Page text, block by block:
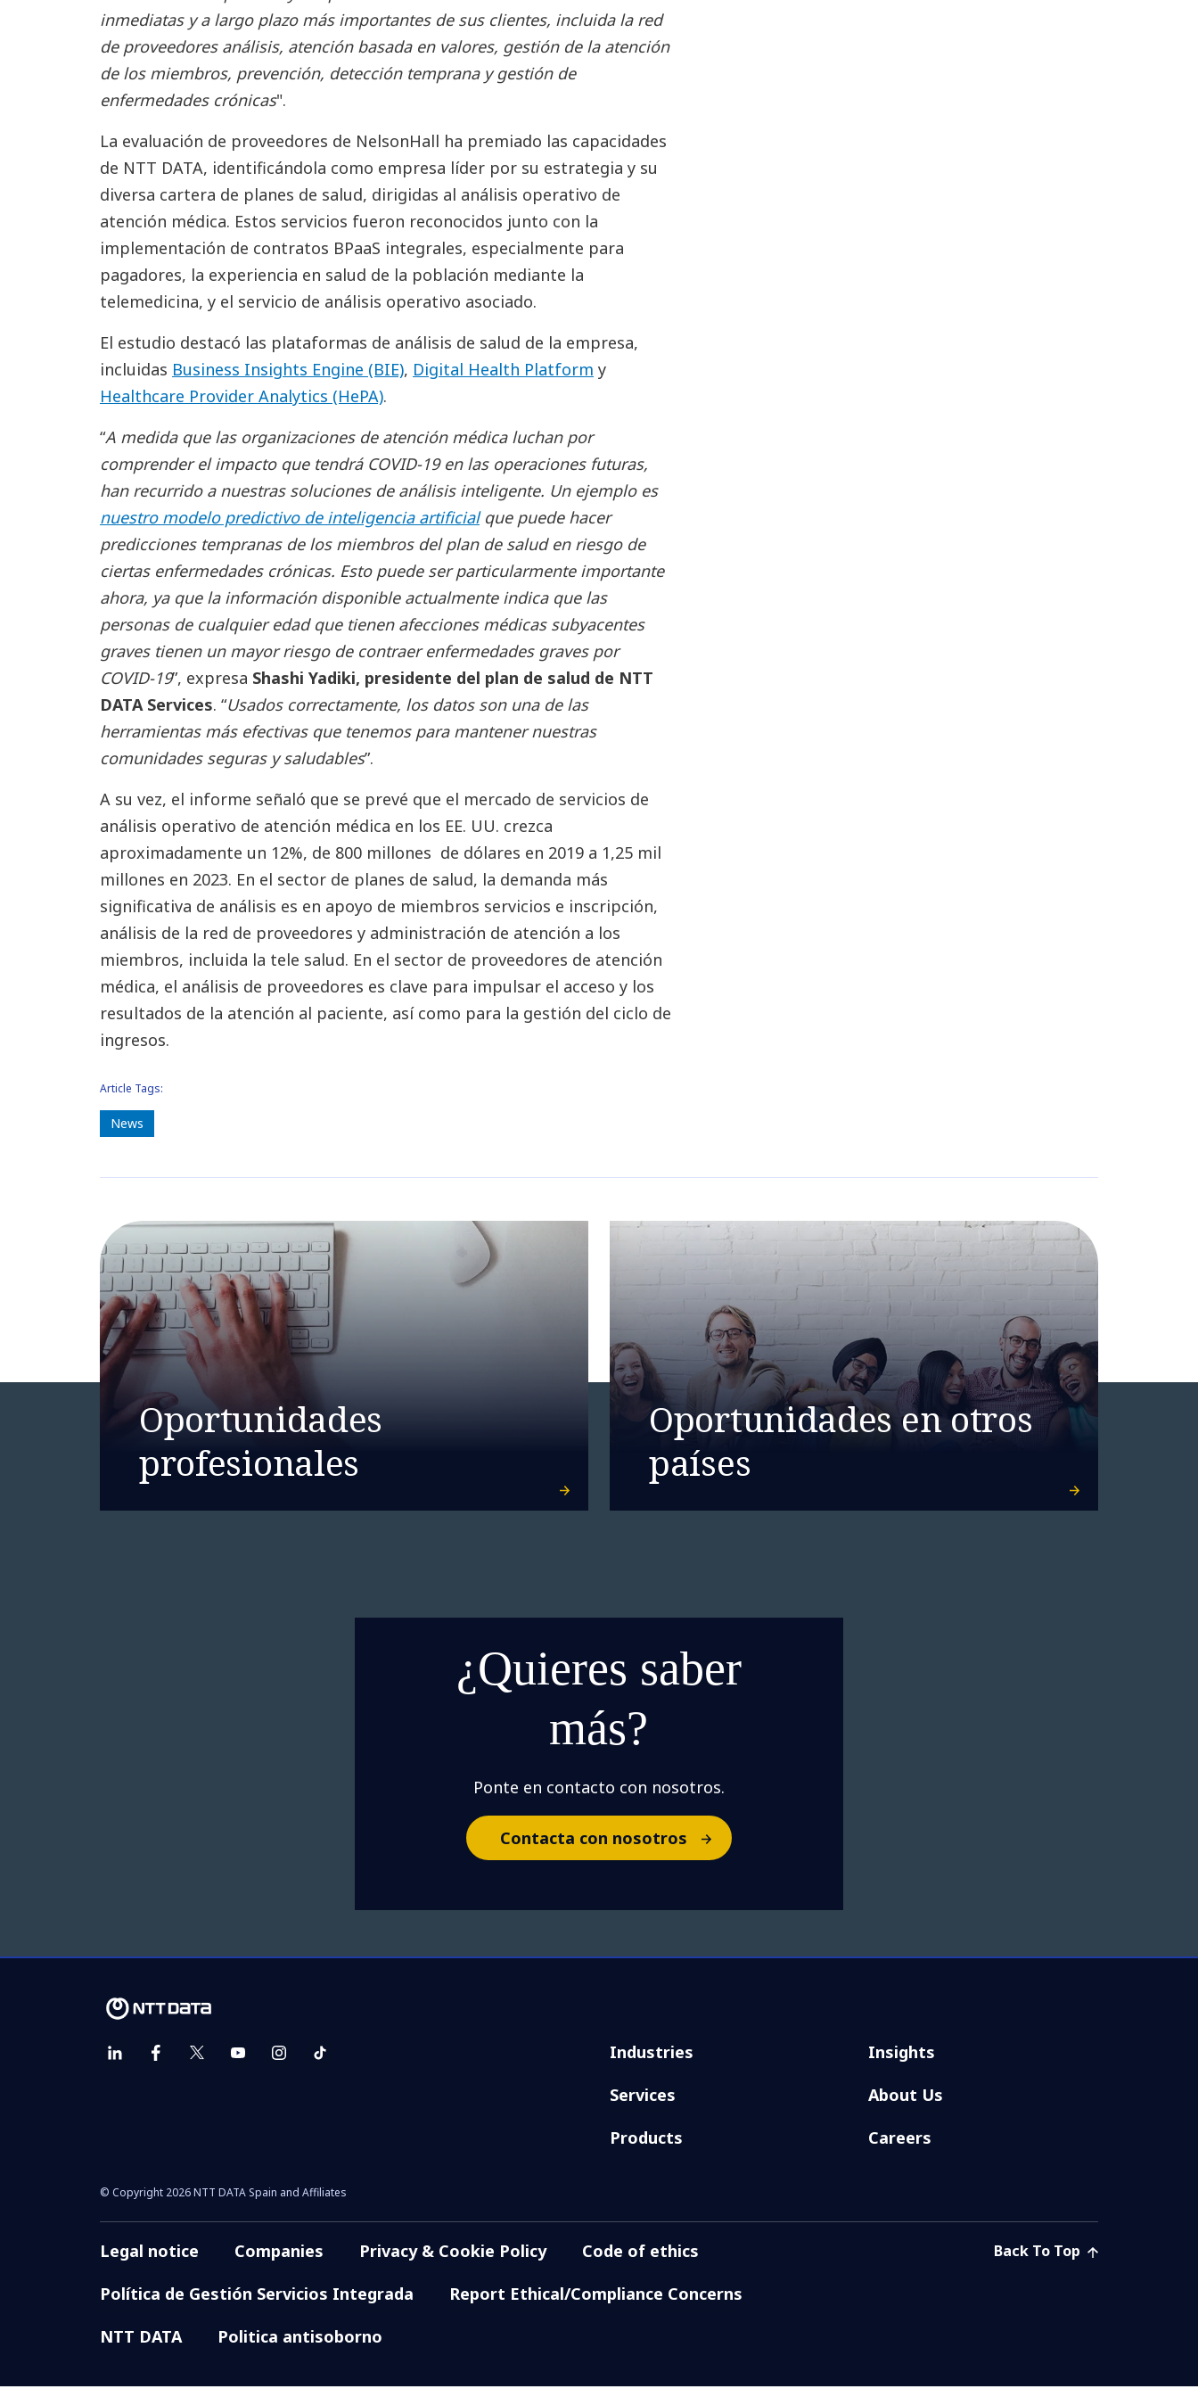
inmediatas y a largo plazo más importantes de sus clientes, incluida la red
de proveedores análisis, atención basada en valores, gestión de la atención
de los miembros, prevención, detección temprana y gestión de
enfermedades crónicas".
La evaluación de proveedores de NelsonHall ha premiado las capacidades
de NTT DATA, identificándola como empresa líder por su estrategia y su
diversa cartera de planes de salud, dirigidas al análisis operativo de
atención médica. Estos servicios fueron reconocidos junto con la
implementación de contratos BPaaS integrales, especialmente para
pagadores, la experiencia en salud de la población mediante la
telemedicina, y el servicio de análisis operativo asociado.
El estudio destacó las plataformas de análisis de salud de la empresa,
incluidas Business Insights Engine (BIE), Digital Health Platform y
Healthcare Provider Analytics (HePA).
“A medida que las organizaciones de atención médica luchan por
comprender el impacto que tendrá COVID-19 en las operaciones futuras,
han recurrido a nuestras soluciones de análisis inteligente. Un ejemplo es
nuestro modelo predictivo de inteligencia artificialque puede hacer
predicciones tempranas de los miembros del plan de salud en riesgo de
ciertas enfermedades crónicas. Esto puede ser particularmente importante
ahora, ya que la información disponible actualmente indica que las
personas de cualquier edad que tienen afecciones médicas subyacentes
graves tienen un mayor riesgo de contraer enfermedades graves por
COVID-19”, expresa Shashi Yadiki, presidente del plan de salud de NTT
DATA Services. “Usados ​​correctamente, los datos son una de las
herramientas más efectivas que tenemos para mantener nuestras
comunidades seguras y saludables”.
A su vez, el informe señaló que se prevé que el mercado de servicios de
análisis operativo de atención médica en los EE. UU. crezca
aproximadamente un 12%, de 800 millones de dólares en 2019 a 1,25 mil
millones en 2023. En el sector de planes de salud, la demanda más
significativa de análisis es en apoyo de miembros servicios e inscripción,
análisis de la red de proveedores y administración de atención a los
miembros, incluida la tele salud. En el sector de proveedores de atención
médica, el análisis de proveedores es clave para impulsar el acceso y los
resultados de la atención al paciente, así como para la gestión del ciclo de
ingresos.
Article Tags:
News
Oportunidades
profesionales
Oportunidades en otros
países
¿Quieres saber
más?
Ponte en contacto con nosotros.
Contacta con nosotros
Industries
Services
Products
Insights
About Us
Careers
© Copyright 2026 NTT DATA Spain and Affiliates
Legal notice Companies Privacy & Cookie Policy
Code of ethics
Política de Gestión Servicios Integrada
Report Ethical/Compliance Concerns
NTT DATA
Politica antisoborno
Back To Top